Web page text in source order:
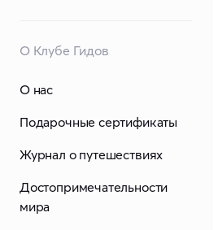
О Клубе Гидов
О нас
Подарочные сертификаты
Журнал о путешествиях
Достопримечательности
мира